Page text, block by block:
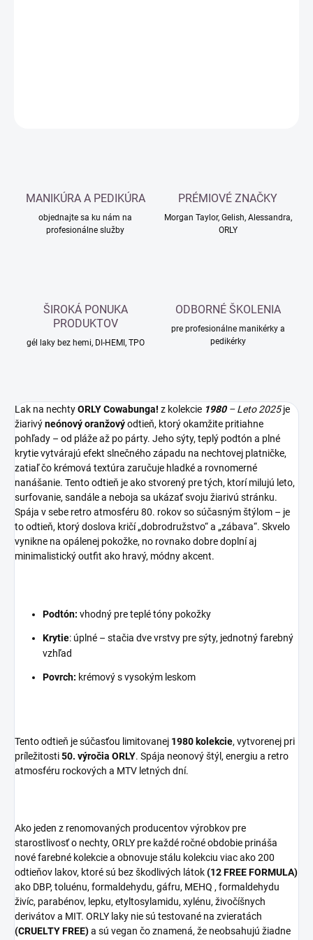
MANIKÚRA A PEDIKÚRA
objednajte sa ku nám na
profesionálne služby
PRÉMIOVÉ ZNAČKY
Morgan Taylor, Gelish, Alessandra,
ORLY
ŠIROKÁ PONUKA
PRODUKTOV
gél laky bez hemi, DI-HEMI, TPO
ODBORNÉ ŠKOLENIA
pre profesionálne manikérky a
pedikérky
Lak na nechtyORLY Cowabunga! z kolekcie 1980– Leto 2025je
žiarivýneónový oranžovýodtieň, ktorý okamžite pritiahne
pohľady – od pláže až po párty. Jeho sýty, teplý podtón a plné
krytie vytvárajú efekt slnečného západu na nechtovej platničke,
zatiaľ čo krémová textúra zaručuje hladké a rovnomerné
nanášanie. Tento odtieň je ako stvorený pre tých, ktorí milujú leto,
surfovanie, sandále a neboja sa ukázať svoju žiarivú stránku.
Spája v sebe retro atmosféru 80. rokov so súčasným štýlom – je
to odtieň, ktorý doslova kričí „dobrodružstvo“ a „zábava“. Skvelo
vynikne na opálenej pokožke, no rovnako dobre doplní aj
minimalistický outfit ako hravý, módny akcent.
Podtón: vhodný pre teplé tóny pokožky
Krytie: úplné – stačia dve vrstvy pre sýty, jednotný farebný
vzhľad
Povrch: krémový s vysokým leskom
Tento odtieň jesúčasťou limitovanej 1980 kolekcie, vytvorenej pri
príležitosti50. výročia ORLY. Spája neonový štýl, energiu a retro
atmosféru rockových a MTV letných dní.
Ako jeden z renomovaných producentov výrobkov pre
starostlivosť o nechty, ORLY pre každé ročné obdobie prináša
nové farebné kolekcie a obnovuje stálu kolekciu viac ako 200
odtieňov lakov, ktoré sú bez škodlivých látok(12 FREE FORMULA)
ako DBP, toluénu, formaldehydu, gáfru, MEHQ , formaldehydu
živíc, parabénov, lepku, etyltosylamidu, xylénu, živočíšnych
derivátov a MIT. ORLY laky nie sú testované na zvieratách
(CRUELTY FREE)a sú vegan čo znamená, že neobsahujú žiadne